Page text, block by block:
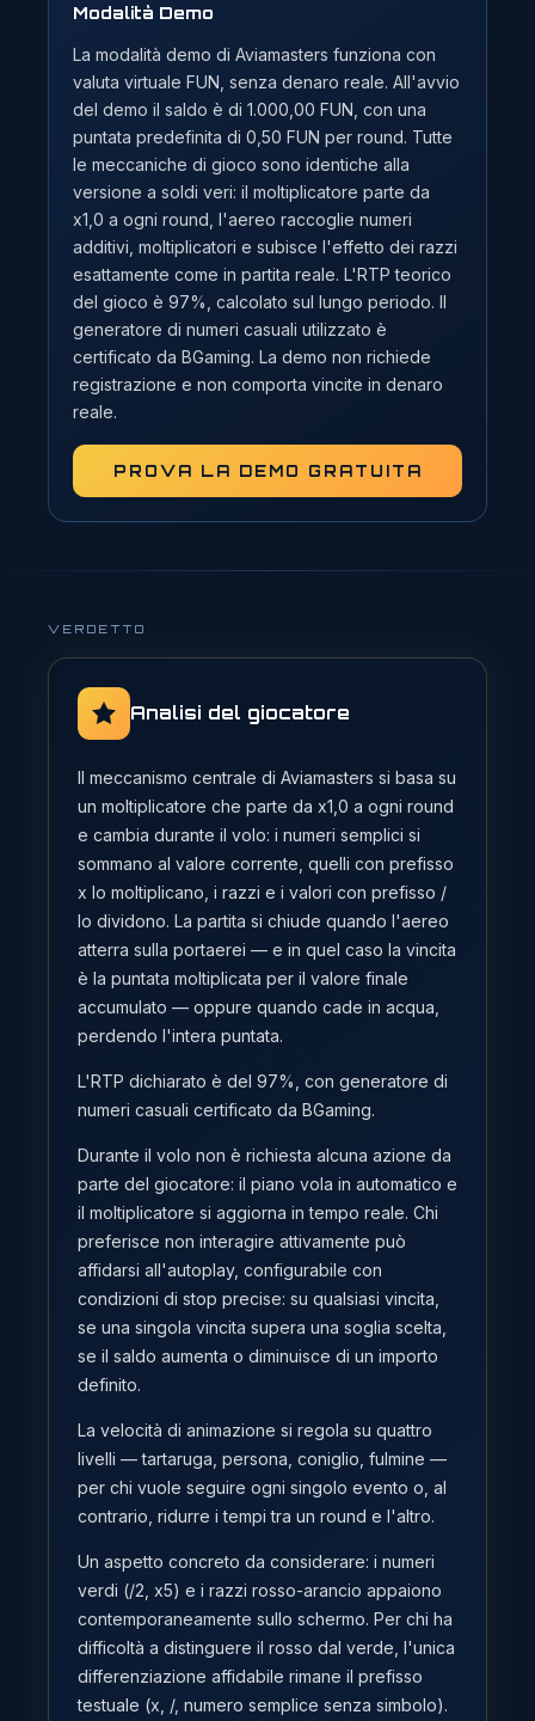
Modalità Demo
La modalità demo di Aviamasters funziona con
valuta virtuale FUN, senza denaro reale. All'avvio
del demo il saldo è di 1.000,00 FUN, con una
puntata predefinita di 0,50 FUN per round. Tutte
le meccaniche di gioco sono identiche alla
versione a soldi veri: il moltiplicatore parte da
x1,0 a ogni round, l'aereo raccoglie numeri
additivi, moltiplicatori e subisce l'effetto dei razzi
esattamente come in partita reale. L'RTP teorico
del gioco è 97%, calcolato sul lungo periodo. Il
generatore di numeri casuali utilizzato è
certificato da BGaming. La demo non richiede
registrazione e non comporta vincite in denaro
reale.
PROVA LA DEMO GRATUITA
VERDETTO
Analisi del giocatore
Il meccanismo centrale di Aviamasters si basa su
un moltiplicatore che parte da x1,0 a ogni round
e cambia durante il volo: i numeri semplici si
sommano al valore corrente, quelli con prefisso
x lo moltiplicano, i razzi e i valori con prefisso /
lo dividono. La partita si chiude quando l'aereo
atterra sulla portaerei — e in quel caso la vincita
è la puntata moltiplicata per il valore finale
accumulato — oppure quando cade in acqua,
perdendo l'intera puntata.
L'RTP dichiarato è del 97%, con generatore di
numeri casuali certificato da BGaming.
Durante il volo non è richiesta alcuna azione da
parte del giocatore: il piano vola in automatico e
il moltiplicatore si aggiorna in tempo reale. Chi
preferisce non interagire attivamente può
affidarsi all'autoplay, configurabile con
condizioni di stop precise: su qualsiasi vincita,
se una singola vincita supera una soglia scelta,
se il saldo aumenta o diminuisce di un importo
definito.
La velocità di animazione si regola su quattro
livelli — tartaruga, persona, coniglio, fulmine —
per chi vuole seguire ogni singolo evento o, al
contrario, ridurre i tempi tra un round e l'altro.
Un aspetto concreto da considerare: i numeri
verdi (/2, x5) e i razzi rosso-arancio appaiono
contemporaneamente sullo schermo. Per chi ha
difficoltà a distinguere il rosso dal verde, l'unica
differenziazione affidabile rimane il prefisso
testuale (x, /, numero semplice senza simbolo).